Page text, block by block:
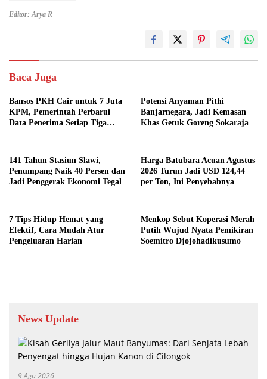
Editor: Arya R
Baca Juga
Bansos PKH Cair untuk 7 Juta
KPM, Pemerintah Perbarui
Data Penerima Setiap Tiga
Potensi Anyaman Pithi
Banjarnegara, Jadi Kemasan
Khas Getuk Goreng Sokaraja
141 Tahun Stasiun Slawi,
Penumpang Naik 40 Persen dan
Jadi Penggerak Ekonomi Tegal
Harga Batubara Acuan Agustus
2026 Turun Jadi USD 124,44
per Ton, Ini Penyebabnya
7 Tips Hidup Hemat yang
Efektif, Cara Mudah Atur
Pengeluaran Harian
Menkop Sebut Koperasi Merah
Putih Wujud Nyata Pemikiran
Soemitro Djojohadikusumo
News Update
9 Agu 2026